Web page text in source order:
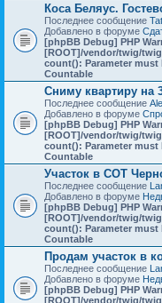
Коса Беляус.
Последнее сообщение
Добавлено в форуме
[phpBB Debug] PHP
[ROOT]/vendor/twig/
count(): Parameter
Countable
Сниму квартиру на
Последнее сообщение
Добавлено в форуме
[phpBB Debug] PHP
[ROOT]/vendor/twig/
count(): Parameter
Countable
Участок в СОТ
Последнее сообщение
Добавлено в форуме
[phpBB Debug] PHP
[ROOT]/vendor/twig/
count(): Parameter
Countable
Продам участок в
Последнее сообщение
Добавлено в форуме
[phpBB Debug] PHP
[ROOT]/vendor/twig/